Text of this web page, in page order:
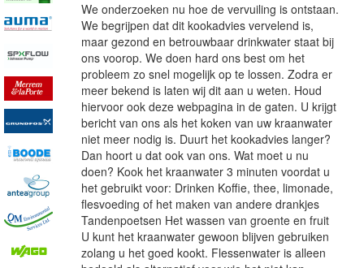
We onderzoeken nu hoe de vervuiling is ontstaan.
We begrijpen dat dit kookadvies vervelend is,
maar gezond en betrouwbaar drinkwater staat bij
ons voorop. We doen hard ons best om het
probleem zo snel mogelijk op te lossen. Zodra er
meer bekend is laten wij dit aan u weten. Houd
hiervoor ook deze webpagina in de gaten. U krijgt
bericht van ons als het koken van uw kraanwater
niet meer nodig is. Duurt het kookadvies langer?
Dan hoort u dat ook van ons. Wat moet u nu
doen? Kook het kraanwater 3 minuten voordat u
het gebruikt voor: Drinken Koffie, thee, limonade,
flesvoeding of het maken van andere drankjes
Tandenpoetsen Het wassen van groente en fruit
U kunt het kraanwater gewoon blijven gebruiken
zolang u het goed kookt. Flessenwater is alleen